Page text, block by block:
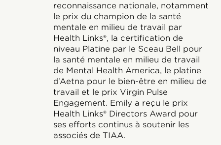
reconnaissance nationale, notamment
le prix du champion de la santé
mentale en milieu de travail par
Health Links®, la certification de
niveau Platine par le Sceau Bell pour
la santé mentale en milieu de travail
de Mental Health America, le platine
d’Aetna pour le bien-être en milieu de
travail et le prix Virgin Pulse
Engagement. Emily a reçu le prix
Health Links® Directors Award pour
ses efforts continus à soutenir les
associés de TIAA.